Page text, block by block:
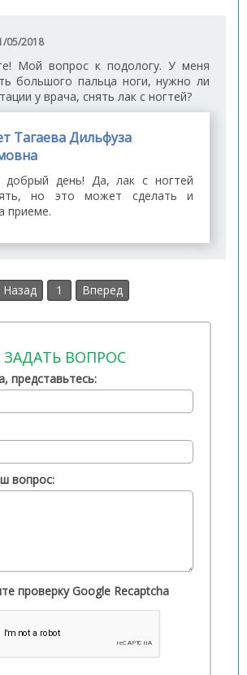
05/2018
Мой вопрос к подологу. У меня
большого пальца ноги, нужно ли
у врача, снять лак с ногтей?
Тагаева Дильфуза
добрый день! Да, лак с ногтей
но это может сделать и
приеме.
Назад 1 Вперед
ЗАДАТЬ ВОПРОС
представьтесь:
вопрос:
проверку Google Recaptcha